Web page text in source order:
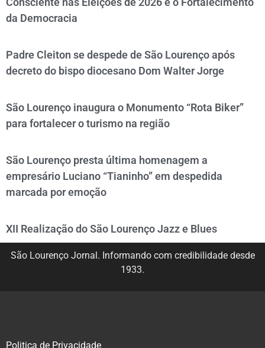
da Democracia
Padre Cleiton se despede de São Lourenço após
decreto do bispo diocesano Dom Walter Jorge
São Lourenço inaugura o Monumento “Rota Biker”
para fortalecer o turismo na região
São Lourenço presta última homenagem a
empresário Luciano “Tianinho” em despedida
marcada por emoção
XII Realização do São Lourenço Jazz e Blues
São Lourenço Jornal. Informando com credibilidade desde
1933.
Politica de Privacidade